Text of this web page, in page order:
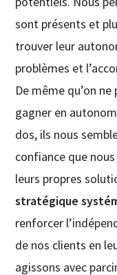
sont présents et
trouver leur
problèmes et
De même qu’on
gagner en
dos, ils nous
confiance que
leurs propres
stratégique
renforcer
de nos clients en
agissons avec